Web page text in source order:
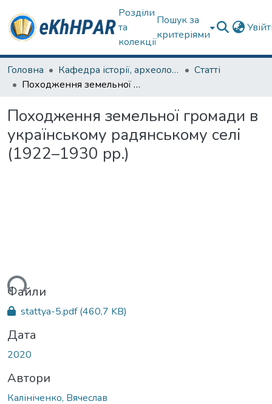
Розділи
та
колекції
Пошук за
критеріями
Головна Кафедра історії, археології та гуманітарних наук
Статті
Походження земельної громади в українському радянському селі (1922–1930 рр.)
Походження земельної громади в
українському радянському селі
(1922–1930 рр.)
Файли
stattya-5.pdf(460,7 KB)
Дата
2020
Автори
Калініченко, Вячеслав